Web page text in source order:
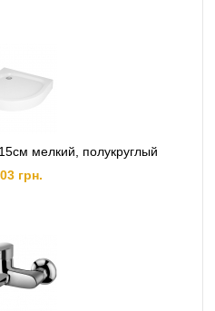
мелкий, полукруглый
грн.